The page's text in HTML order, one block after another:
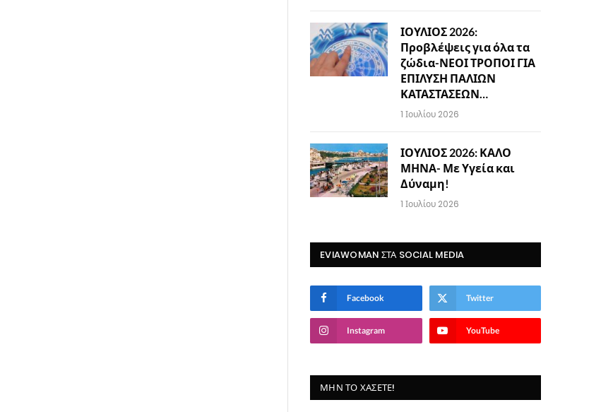
ΙΟΥΛΙΟΣ 2026:
Προβλέψεις για όλα τα
ζώδια-ΝΕΟΙ ΤΡΟΠΟΙ ΓΙΑ
ΕΠΙΛΥΣΗ ΠΑΛΙΩΝ
ΚΑΤΑΣΤΑΣΕΩΝ…
1 Ιουλίου 2026
ΙΟΥΛΙΟΣ 2026: ΚΑΛΟ
ΜΗΝΑ- Με Υγεία και
Δύναμη!
1 Ιουλίου 2026
EVIAWOMAN ΣΤΑ SOCIAL MEDIA
Facebook Twitter
Instagram YouTube
ΜΗΝ ΤΟ ΧΆΣΕΤΕ!